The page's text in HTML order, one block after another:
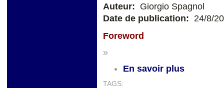
Auteur: Giorgio Spagnol
Date de publication: 24/8/
Foreword
»
En savoir plus
TAGS: